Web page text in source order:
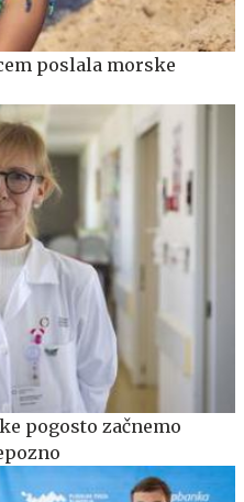
poslala morske
pogosto začnemo